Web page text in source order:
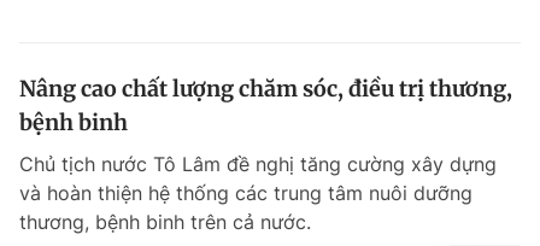
Nâng cao chất lượng chăm sóc, điều trị thương,
bệnh binh
Chủ tịch nước Tô Lâm đề nghị tăng cường xây dựng
và hoàn thiện hệ thống các trung tâm nuôi dưỡng
thương, bệnh binh trên cả nước.